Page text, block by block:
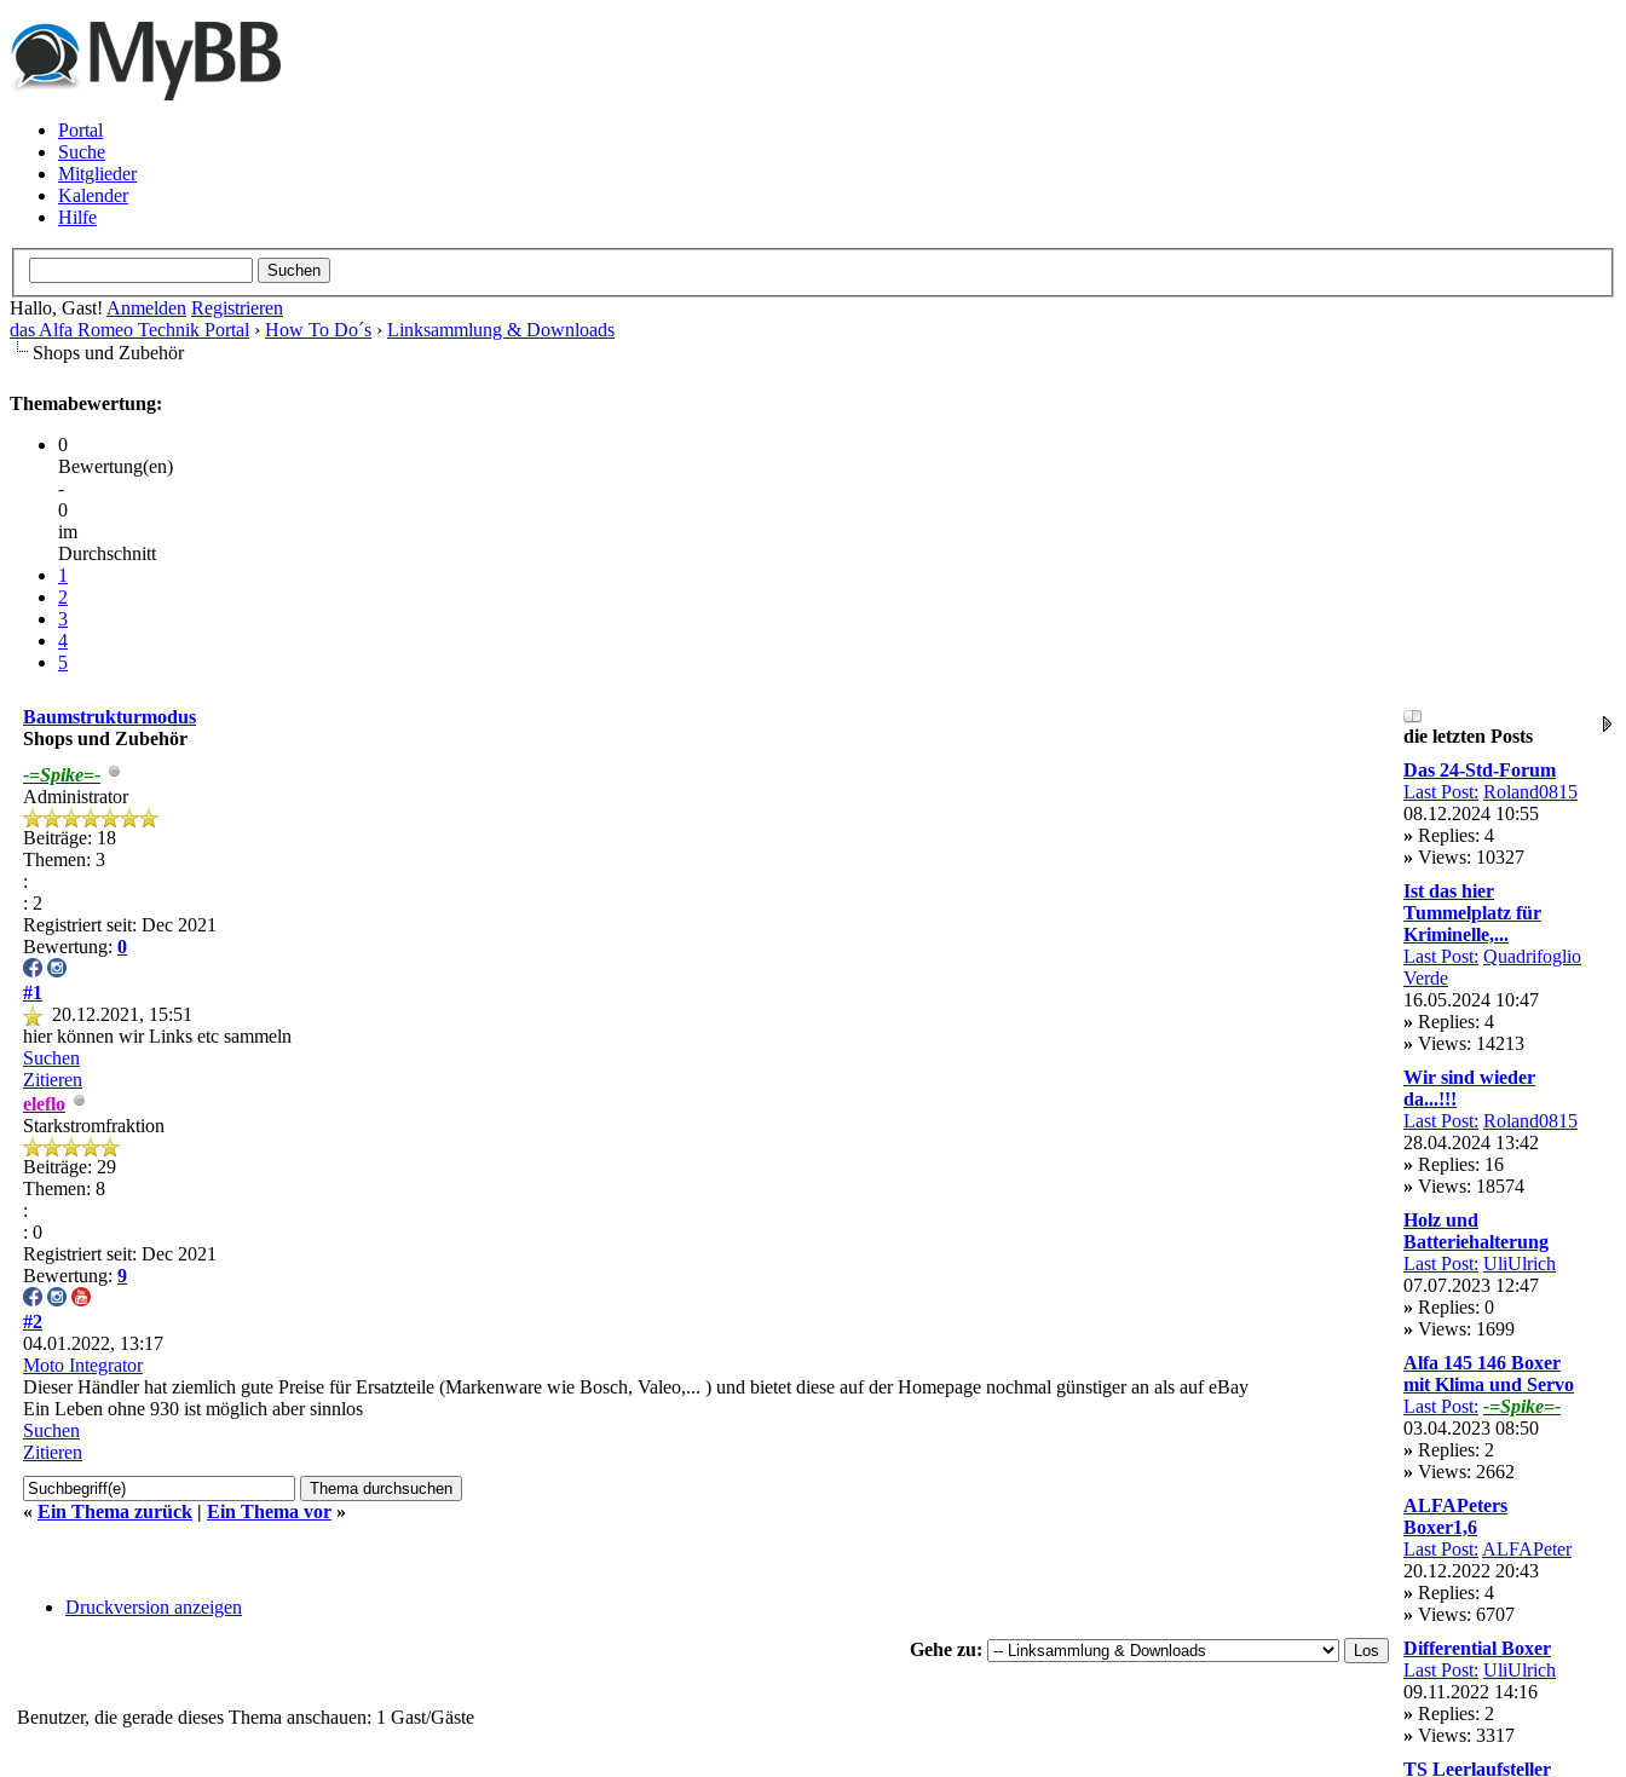
Portal
Suche
Mitglieder
Kalender
Hilfe
Hallo, Gast! Anmelden Registrieren
das Alfa Romeo Technik Portal › How To Do´s › Linksammlung & Downloads
Shops und Zubehör
Themabewertung:
0
Bewertung(en)
-
0
im
Durchschnitt
1
2
3
4
5
Baumstrukturmodus
Shops und Zubehör
-=Spike=-
Administrator
Beiträge: 18
Themen: 3
:
: 2
Registriert seit: Dec 2021
Bewertung: 0
#1
20.12.2021, 15:51
hier können wir Links etc sammeln
Suchen
Zitieren
eleflo
Starkstromfraktion
Beiträge: 29
Themen: 8
:
: 0
Registriert seit: Dec 2021
Bewertung: 9
#2
04.01.2022, 13:17
Moto Integrator
Dieser Händler hat ziemlich gute Preise für Ersatzteile (Markenware wie Bosch, Valeo,... ) und bietet diese auf der Homepage nochmal günstiger an als auf eBay
Ein Leben ohne 930 ist möglich aber sinnlos
Suchen
Zitieren
« Ein Thema zurück | Ein Thema vor »
Druckversion anzeigen
Gehe zu:
Benutzer, die gerade dieses Thema anschauen: 1 Gast/Gäste
die letzten Posts
Das 24-Std-Forum
Last Post: Roland0815
08.12.2024 10:55
» Replies: 4
» Views: 10327
Ist das hier
Tummelplatz für
Kriminelle,...
Last Post: Quadrifoglio
Verde
16.05.2024 10:47
» Replies: 4
» Views: 14213
Wir sind wieder
da...!!!
Last Post: Roland0815
28.04.2024 13:42
» Replies: 16
» Views: 18574
Holz und
Batteriehalterung
Last Post: UliUlrich
07.07.2023 12:47
» Replies: 0
» Views: 1699
Alfa 145 146 Boxer
mit Klima und Servo
Last Post: -=Spike=-
03.04.2023 08:50
» Replies: 2
» Views: 2662
ALFAPeters
Boxer1,6
Last Post: ALFAPeter
20.12.2022 20:43
» Replies: 4
» Views: 6707
Differential Boxer
Last Post: UliUlrich
09.11.2022 14:16
» Replies: 2
» Views: 3317
TS Leerlaufsteller